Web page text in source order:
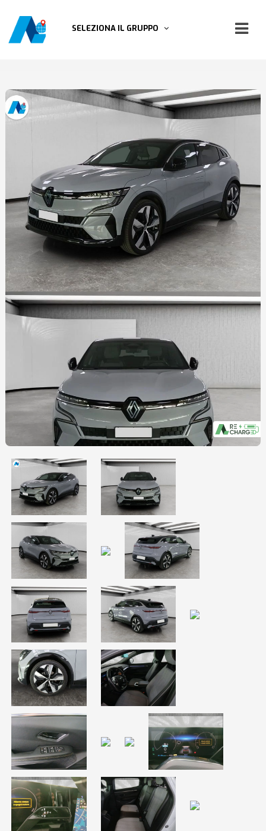
SELEZIONA IL GRUPPO